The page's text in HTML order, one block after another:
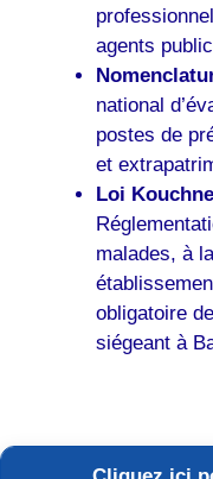
agents
national
postes de
et
Loi
malades, à
obligatoire
siégeant à